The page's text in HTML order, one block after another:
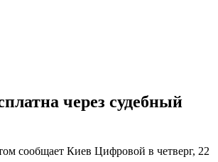
через судебный
сообщает Киев Цифровой в четверг, 22